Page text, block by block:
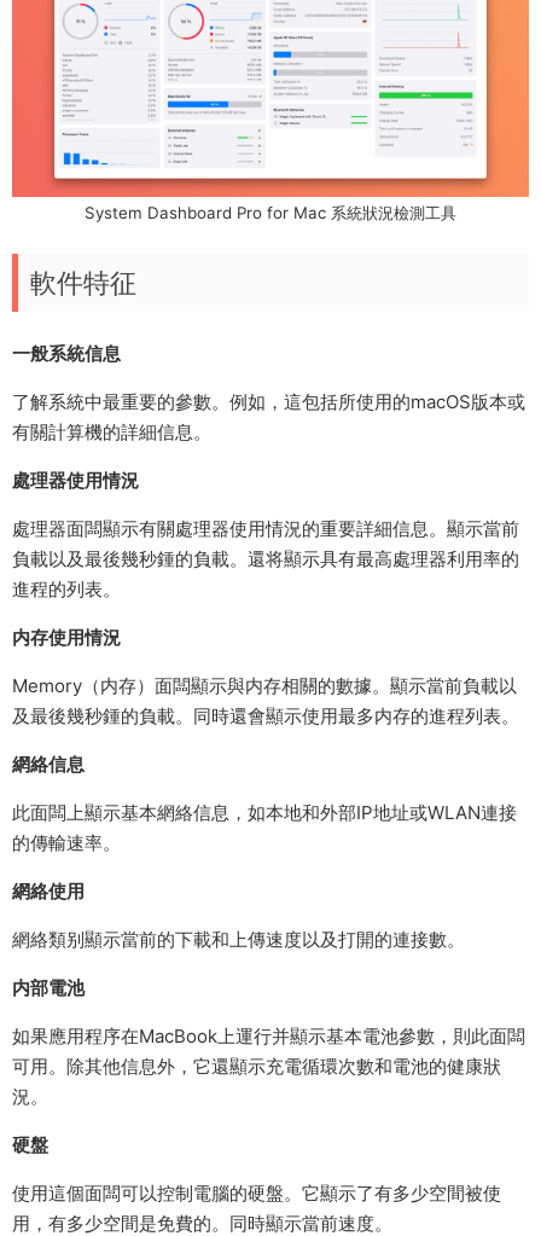
System Dashboard Pro for Mac 系統狀況檢測工具
軟件特征
一般系統信息
了解系統中最重要的參數。例如，這包括所使用的macOS版本或
有關計算機的詳細信息。
處理器使用情況
處理器面闆顯示有關處理器使用情況的重要詳細信息。顯示當前
負載以及最後幾秒鍾的負載。還将顯示具有最高處理器利用率的
進程的列表。
内存使用情況
Memory（内存）面闆顯示與内存相關的數據。顯示當前負載以
及最後幾秒鍾的負載。同時還會顯示使用最多内存的進程列表。
網絡信息
此面闆上顯示基本網絡信息，如本地和外部IP地址或WLAN連接
的傳輸速率。
網絡使用
網絡類别顯示當前的下載和上傳速度以及打開的連接數。
内部電池
如果應用程序在MacBook上運行并顯示基本電池參數，則此面闆
可用。除其他信息外，它還顯示充電循環次數和電池的健康狀
況。
硬盤
使用這個面闆可以控制電腦的硬盤。它顯示了有多少空間被使
用，有多少空間是免費的。同時顯示當前速度。